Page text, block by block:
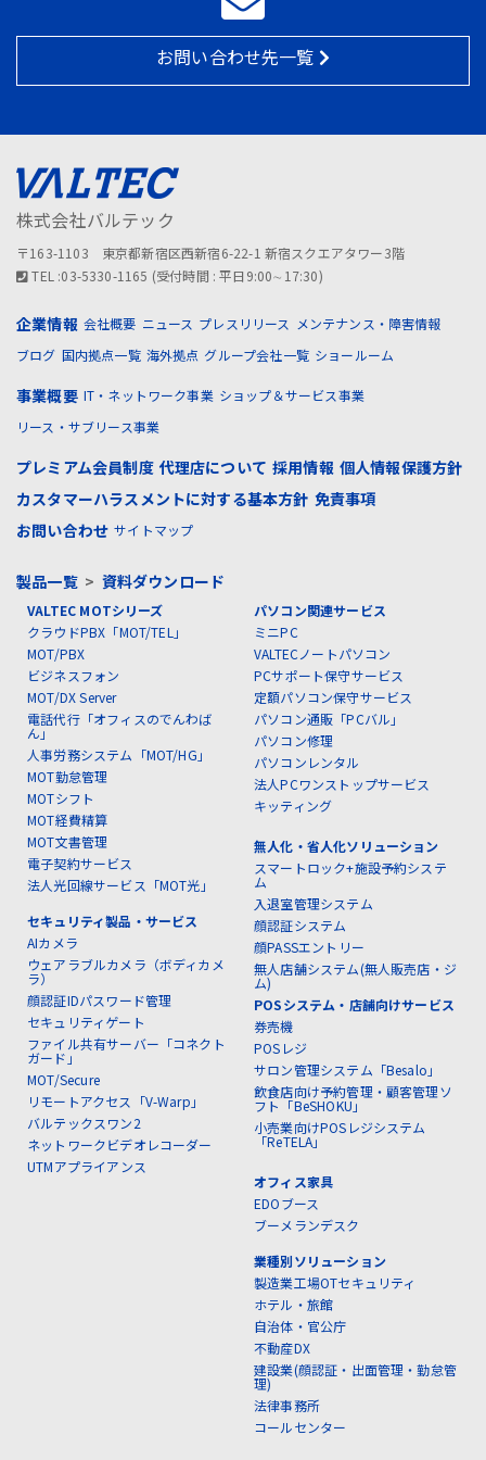
お問い合わせ先一覧
株式会社バルテック
〒163-1103 東京都新宿区西新宿6-22-1 新宿スクエアタワー3階
TEL :03-5330-1165 (受付時間 : 平日9:00∼17:30)
企業情報 会社概要 ニュース プレスリリース
メンテナンス・障害情報
ブログ 国内拠点一覧 海外拠点 グループ会社一覧 ショールーム
事業概要 IT・ネットワーク事業 ショップ＆サービス事業
リース・サブリース事業
プレミアム会員制度 代理店について 採用情報 個人情報保護方針
カスタマーハラスメントに対する基本方針 免責事項
お問い合わせ サイトマップ
製品一覧> 資料ダウンロード
VALTEC MOTシリーズ
クラウドPBX「MOT/TEL」
MOT/PBX
ビジネスフォン
MOT/DX Server
電話代行「オフィスのでんわば
ん」
人事労務システム「MOT/HG」
MOT勤怠管理
MOTシフト
MOT経費精算
MOT文書管理
電子契約サービス
法人光回線サービス「MOT光」
セキュリティ製品・サービス
AIカメラ
ウェアラブルカメラ（ボディカメ
ラ）
顔認証IDパスワード管理
セキュリティゲート
ファイル共有サーバー「コネクト
ガード」
MOT/Secure
リモートアクセス「V-Warp」
バルテックスワン2
ネットワークビデオレコーダー
UTMアプライアンス
パソコン関連サービス
ミニPC
VALTECノートパソコン
PCサポート保守サービス
定額パソコン保守サービス
パソコン通販「PCバル」
パソコン修理
パソコンレンタル
法人PCワンストップサービス
キッティング
無人化・省人化ソリューション
スマートロック+施設予約システ
ム
入退室管理システム
顔認証システム
顔PASSエントリー
無人店舗システム(無人販売店・ジ
ム)
POSシステム・店舗向けサービス
券売機
POSレジ
サロン管理システム「Besalo」
飲食店向け予約管理・顧客管理ソ
フト「BeSHOKU」
小売業向けPOSレジシステム
「ReTELA」
オフィス家具
EDOブース
ブーメランデスク
業種別ソリューション
製造業工場OTセキュリティ
ホテル・旅館
自治体・官公庁
不動産DX
建設業(顔認証・出面管理・勤怠管
理)
法律事務所
コールセンター